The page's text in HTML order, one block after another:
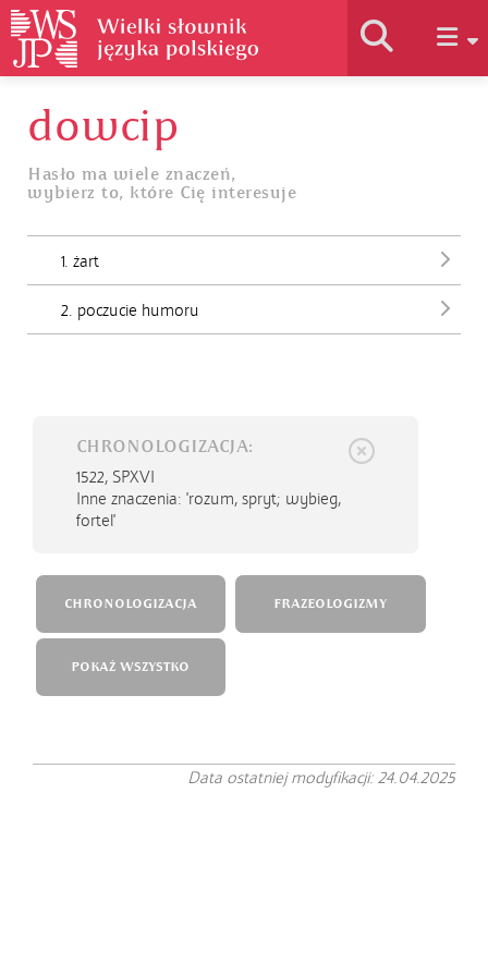
Historia słownika
Jak korzystać
dowcip
Hasło ma wiele znaczeń,
wybierz to, które Cię interesuje
1. żart
2. poczucie humoru
CHRONOLOGIZACJA:
1522, SPXVI
Inne znaczenia: 'rozum, spryt; wybieg,
fortel'
CHRONOLOGIZACJA FRAZEOLOGIZMY
POKAŻ WSZYSTKO
Data ostatniej modyfikacji: 24.04.2025